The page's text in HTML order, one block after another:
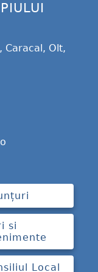
Caracal, Olt,
si
Local